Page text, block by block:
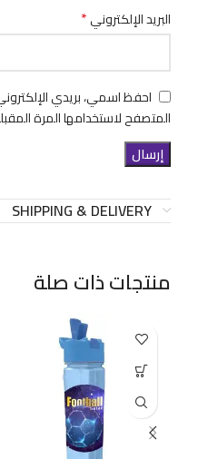
البريد الإلكتروني*
احفظ اسمي، بريدي
المتصفح لاستخدامها المرة
SHIPPING & DELIVERY
منتجات ذات صلة